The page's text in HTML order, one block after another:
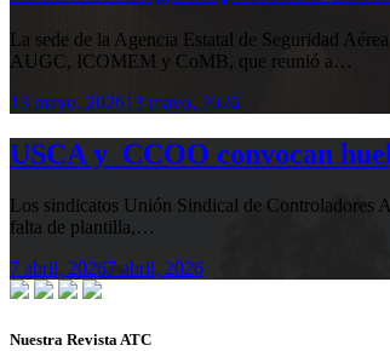
La sede de la Agencia Estatal de Seguridad
AUGC, ICOMEM y CoMB, que reunió a…
13 mayo, 202613 mayo, 2026
USCA y CCOO convocan
Los sindicatos Unión Sindical de Controladores
falta de plantilla,…
7 abril, 20267 abril, 2026
Nuestra Revista ATC